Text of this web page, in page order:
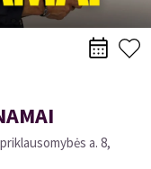
a. 8,